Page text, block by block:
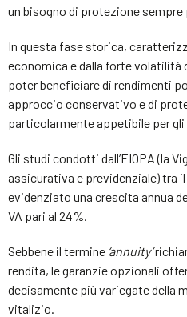
un bisogno di protezione sempre
In questa fase storica,
economica e dalla forte volatilità
poter beneficiare di rendimenti
approccio conservativo e di
particolarmente appetibile per
Gli studi condotti dall’EIOPA (la
assicurativa e previdenziale) tra il
evidenziato una crescita annua
VA pari al 24%.
Sebbene il termine annuity’
rendita, le garanzie opzionali
decisamente più variegate della
vitalizio.